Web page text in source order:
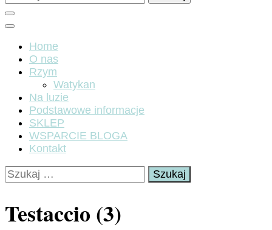
Home
O nas
Rzym
Watykan
Na luzie
Podstawowe informacje
SKLEP
WSPARCIE BLOGA
Kontakt
Szukaj:
Testaccio (3)